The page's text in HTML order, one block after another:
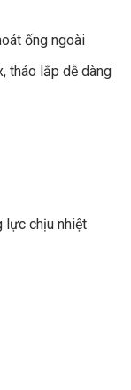
ống ngoài
tháo lắp dễ dàng
lực chịu nhiệt